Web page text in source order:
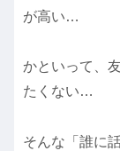
が高い…
かといって、
たくない…
そんな「誰に